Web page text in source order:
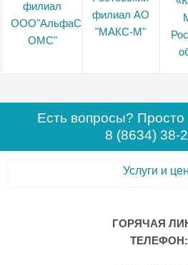
Есть вопросы? Просто
8 (8634) 38-
Услуги и
ГОРЯЧАЯ
ТЕЛЕФОН: